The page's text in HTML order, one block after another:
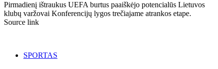
Pirmadienį ištraukus UEFA burtus paaiškėjo potencialūs Lietuvos
klubų varžovai Konferencijų lygos trečiajame atrankos etape.
Source link
SPORTAS